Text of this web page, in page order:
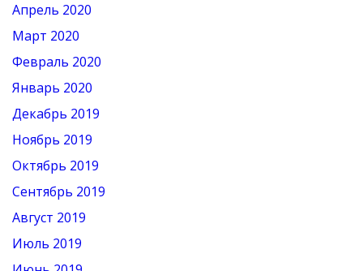
Апрель 2020
Март 2020
Февраль 2020
Январь 2020
Декабрь 2019
Ноябрь 2019
Октябрь 2019
Сентябрь 2019
Август 2019
Июль 2019